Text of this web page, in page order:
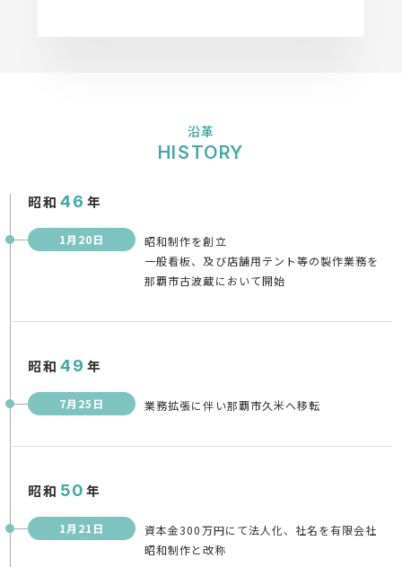
HISTORY
沿革
昭和 46 年
1月20日
昭和制作を創立
一般看板、及び店舗用テント等の製作業務を
那覇市古波蔵において開始
昭和 49 年
7月25日 業務拡張に伴い那覇市久米へ移転
昭和 50 年
1月21日
資本金300万円にて法人化、社名を有限会社
昭和制作と改称